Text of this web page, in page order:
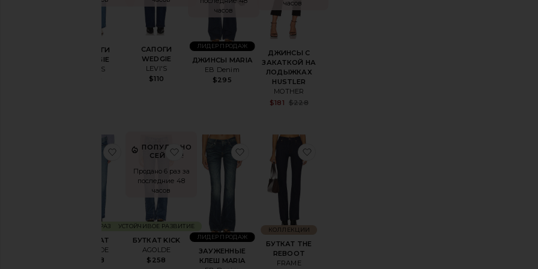
САПОГИ
WEDGIE
LEVI'S
САПОГИ
WEDGIE
LEVI'S
$110
часов
ДЖИНСЫ MARIA
EB Denim
$295
ЛИДЕР ПРОДАЖ
часов
ДЖИНСЫ С
ЗАКАТКОЙ НА
ЛОДЫЖКАХ
HUSTLER
MOTHER
$181 $228
БУТКАТ
AGOLDE
$248
УСТОЙЧИВОЕ РАЗВИТИЕ
избранноеБУТКАТ
ПОПУЛЯРНО
СЕЙЧАС!
Продано 6 раз за
последние 48
часов
БУТКАТ KICK
AGOLDE
$258
УСТОЙЧИВОЕ РАЗВИТИЕ
избранноеБУТКАТ KICK
ЗАУЖЕННЫЕ
КЛЕШ MARIA
ЛИДЕР ПРОДАЖ
избранноеЗАУЖЕННЫЕ КЛЕШ MARIA
БУТКАТ THE
REBOOT
FRAME
КОЛЛЕКЦИИ